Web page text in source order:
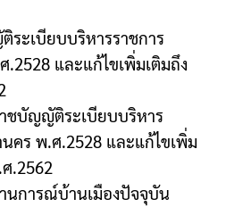
ะเบียบบริหารราชการ
และแก้ไขเพิ่มเติมถึง
ชบัญญัติระเบียบบริหาร
คร พ.ศ.2528 และแก้ไขเพิ่ม
.2562
นการณ์บ้านเมืองปัจจุบัน